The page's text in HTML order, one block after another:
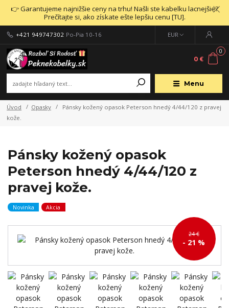
👉 Garantujeme najnižšie ceny na trhu! Našli ste kabelku lacnejšie?
Prečítajte si, ako získate ešte lepšiu cenu [TU].
Menu
EUR
+421 949747302 Po-Pia 10-16
0
0 €
Úvod Opasky
Pánsky kožený opasok Peterson hnedý 4/44/120 z pravej
kože.
Pánsky kožený opasok
Peterson hnedý 4/44/120 z
pravej kože.
Novinka Akcia
24 €
- 21 %